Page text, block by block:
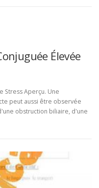
Élevée
Stress Aperçu. Une
peut aussi être observée
obstruction biliaire, d'une